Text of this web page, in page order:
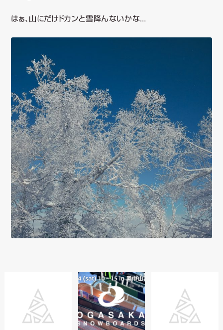
動
はぁ、山にだけドカンと雪降んないかな…